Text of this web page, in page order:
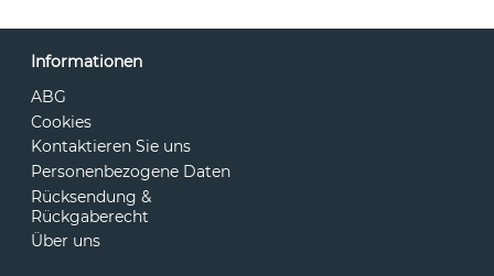
Informationen
ABG
Cookies
Kontaktieren Sie uns
Personenbezogene Daten
Rücksendung &
Rückgaberecht
Über uns